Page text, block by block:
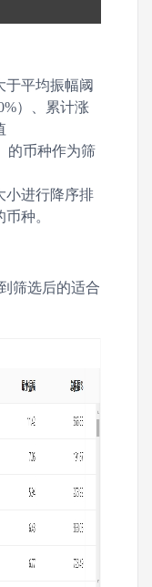
于平均振幅阈
）、累计涨
的币种作为筛
小进行降序排
种。
筛选后的适合